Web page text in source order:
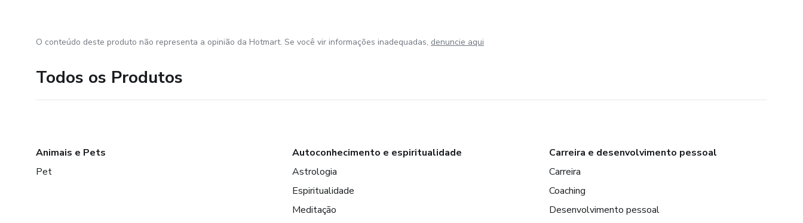
O conteúdo deste produto não representa a opinião da Hotmart. Se você vir informações inadequadas, denuncie aqui
Todos os Produtos
Animais e Pets
Pet
Autoconhecimento e espiritualidade
Astrologia
Espiritualidade
Meditação
Carreira e desenvolvimento pessoal
Carreira
Coaching
Desenvolvimento pessoal